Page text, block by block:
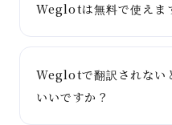
Weglotは無料で使えま
Weglotで翻訳されない
いいですか？